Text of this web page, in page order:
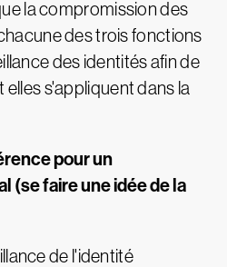
la compromission des
des trois fonctions
des identités afin de
s'appliquent dans la
pour un
(se faire une idée de la
de l'identité